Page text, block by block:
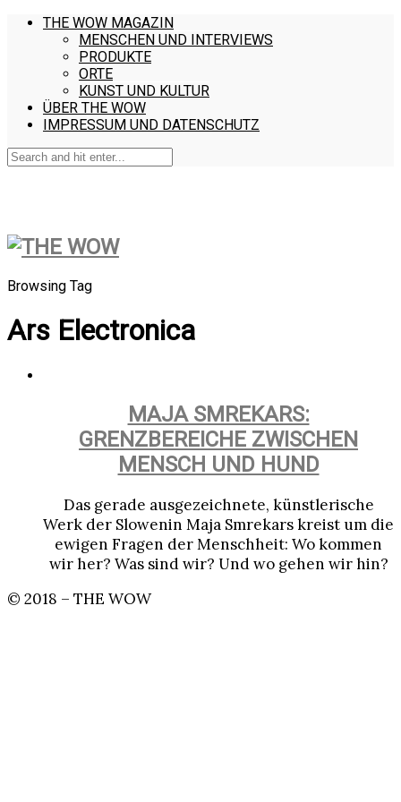
THE WOW MAGAZIN
MENSCHEN UND INTERVIEWS
PRODUKTE
ORTE
KUNST UND KULTUR
ÜBER THE WOW
IMPRESSUM UND DATENSCHUTZ
Browsing Tag
Ars Electronica
MAJA SMREKARS:
GRENZBEREICHE ZWISCHEN
MENSCH UND HUND
Das gerade ausgezeichnete, künstlerische
Werk der Slowenin Maja Smrekars kreist um die
ewigen Fragen der Menschheit: Wo kommen
wir her? Was sind wir? Und wo gehen wir hin?
© 2018 – THE WOW